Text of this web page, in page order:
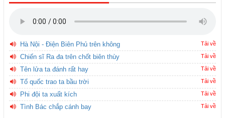
Hà Nội - Điện Biên Phủ trên không Tải về
Chiến sĩ Ra đa trên chốt biên thùy Tải về
Tên lửa ta đánh rất hay Tải về
Tổ quốc trao ta bầu trời Tải về
Phi đội ta xuất kích Tải về
Tình Bác chắp cánh bay Tải về